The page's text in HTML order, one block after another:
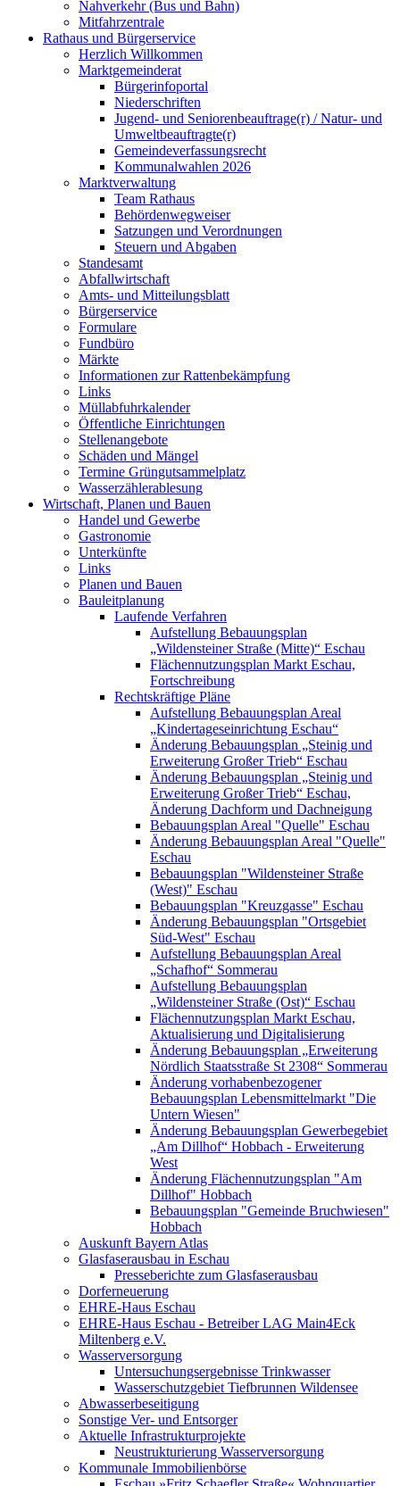
Nahverkehr (Bus und Bahn)
Mitfahrzentrale
Rathaus und Bürgerservice
Herzlich Willkommen
Marktgemeinderat
Bürgerinfoportal
Niederschriften
Jugend- und Seniorenbeauftrage(r) / Natur- und
Umweltbeauftragte(r)
Gemeindeverfassungsrecht
Kommunalwahlen 2026
Marktverwaltung
Team Rathaus
Behördenwegweiser
Satzungen und Verordnungen
Steuern und Abgaben
Standesamt
Abfallwirtschaft
Amts- und Mitteilungsblatt
Bürgerservice
Formulare
Fundbüro
Märkte
Informationen zur Rattenbekämpfung
Links
Müllabfuhrkalender
Öffentliche Einrichtungen
Stellenangebote
Schäden und Mängel
Termine Grüngutsammelplatz
Wasserzählerablesung
Wirtschaft, Planen und Bauen
Handel und Gewerbe
Gastronomie
Unterkünfte
Links
Planen und Bauen
Bauleitplanung
Laufende Verfahren
Aufstellung Bebauungsplan
„Wildensteiner Straße (Mitte)“ Eschau
Flächennutzungsplan Markt Eschau,
Fortschreibung
Rechtskräftige Pläne
Aufstellung Bebauungsplan Areal
„Kindertageseinrichtung Eschau“
Änderung Bebauungsplan „Steinig und
Erweiterung Großer Trieb“ Eschau
Änderung Bebauungsplan „Steinig und
Erweiterung Großer Trieb“ Eschau,
Änderung Dachform und Dachneigung
Bebauungsplan Areal "Quelle" Eschau
Änderung Bebauungsplan Areal "Quelle"
Eschau
Bebauungsplan "Wildensteiner Straße
(West)" Eschau
Bebauungsplan "Kreuzgasse" Eschau
Änderung Bebauungsplan "Ortsgebiet
Süd-West" Eschau
Aufstellung Bebauungsplan Areal
„Schafhof“ Sommerau
Aufstellung Bebauungsplan
„Wildensteiner Straße (Ost)“ Eschau
Flächennutzungsplan Markt Eschau,
Aktualisierung und Digitalisierung
Änderung Bebauungsplan „Erweiterung
Nördlich Staatsstraße St 2308“ Sommerau
Änderung vorhabenbezogener
Bebauungsplan Lebensmittelmarkt "Die
Untern Wiesen"
Änderung Bebauungsplan Gewerbegebiet
„Am Dillhof“ Hobbach - Erweiterung
West
Änderung Flächennutzungsplan "Am
Dillhof" Hobbach
Bebauungsplan "Gemeinde Bruchwiesen"
Hobbach
Auskunft Bayern Atlas
Glasfaserausbau in Eschau
Presseberichte zum Glasfaserausbau
Dorferneuerung
EHRE-Haus Eschau
EHRE-Haus Eschau - Betreiber LAG Main4Eck
Miltenberg e.V.
Wasserversorgung
Untersuchungsergebnisse Trinkwasser
Wasserschutzgebiet Tiefbrunnen Wildensee
Abwasserbeseitigung
Sonstige Ver- und Entsorger
Aktuelle Infrastrukturprojekte
Neustrukturierung Wasserversorgung
Kommunale Immobilienbörse